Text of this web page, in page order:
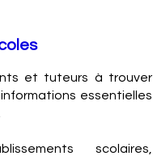
et tuteurs à trouver
essentielles
scolaires,